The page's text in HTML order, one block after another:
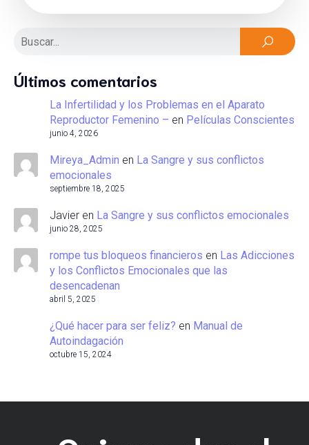
Últimos comentarios
La Infertilidad y los Problemas en el Aparato
Reproductor Femenino – en Películas Conscientes
junio 4, 2026
Mireya_Admin en La Sangre y sus conflictos
emocionales
septiembre 18, 2025
Javier en La Sangre y sus conflictos emocionales
junio 28, 2025
rompe tus bloqueos financieros en Las Adicciones
y los Conflictos Emocionales que las
desencadenan
abril 5, 2025
¿Qué hacer para ser feliz? en Manual de
Autoindagación
octubre 15, 2024